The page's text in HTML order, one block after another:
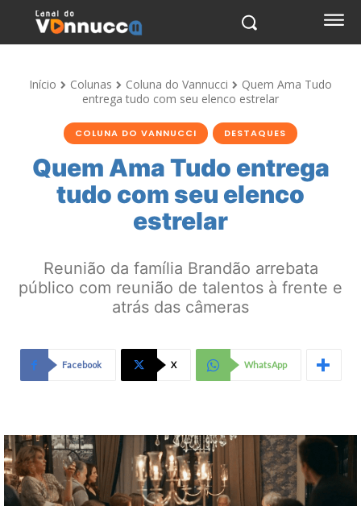
Início Colunas Coluna do Vannucci
Quem Ama Tudo
entrega tudo com seu elenco estrelar
COLUNA DO VANNUCCI DESTAQUES
Quem Ama Tudo entrega
tudo com seu elenco
estrelar
Reunião da família Brandão arrebata
público com reunião de talentos à frente e
atrás das câmeras
Facebook X WhatsApp